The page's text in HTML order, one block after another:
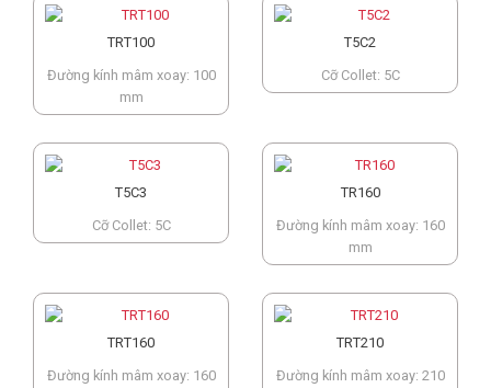
TRT100
Đường kính mâm xoay: 100
mm
T5C2
Cỡ Collet: 5C
T5C3
Cỡ Collet: 5C
TR160
Đường kính mâm xoay: 160
mm
TRT160
Đường kính mâm xoay: 160
TRT210
Đường kính mâm xoay: 210